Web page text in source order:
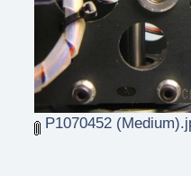
P1070452